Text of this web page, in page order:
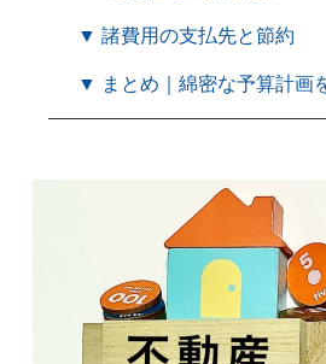
▼ 諸費用の支払先と節約
▼ まとめ｜綿密な予算計画